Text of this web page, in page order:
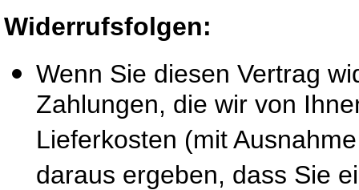
Widerrufsfolgen:
Wenn Sie diesen Vertrag
Zahlungen, die wir von
Lieferkosten (mit
daraus ergeben, dass Sie